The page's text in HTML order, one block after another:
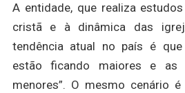
A entidade, que realiza
cristã e à dinâmica das
tendência atual no país é
estão ficando maiores e as
menores”. O mesmo cenário